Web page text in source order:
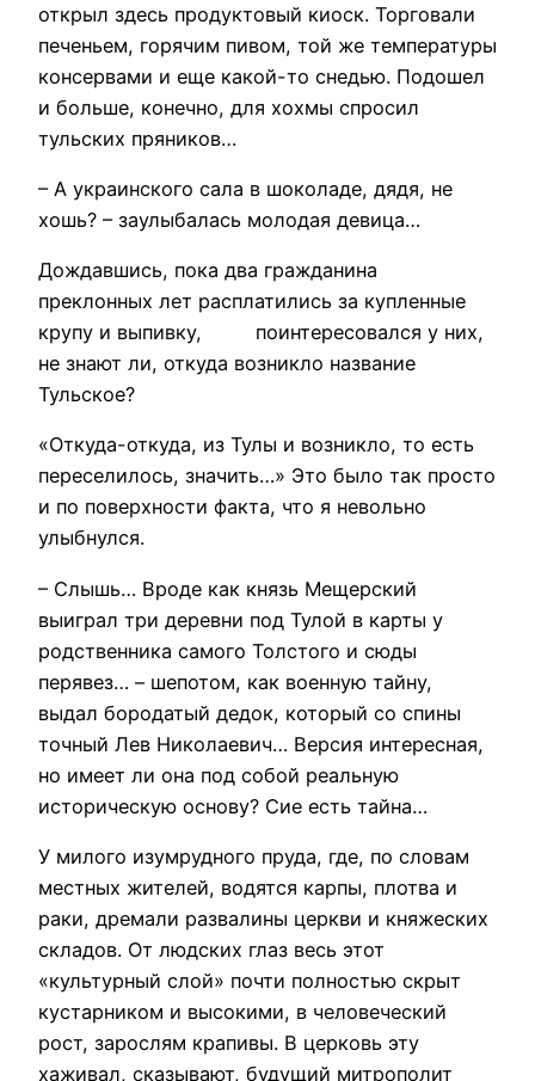
открыл здесь продуктовый киоск. Торговали
печеньем, горячим пивом, той же температуры
консервами и еще какой-то снедью. Подошел
и больше, конечно, для хохмы спросил
тульских пряников…
– А украинского сала в шоколаде, дядя, не
хошь? – заулыбалась молодая девица…
Дождавшись, пока два гражданина
преклонных лет расплатились за купленные
крупу и выпивку, поинтересовался у них,
не знают ли, откуда возникло название
Тульское?
«Откуда-откуда, из Тулы и возникло, то есть
переселилось, значить…» Это было так просто
и по поверхности факта, что я невольно
улыбнулся.
– Слышь… Вроде как князь Мещерский
выиграл три деревни под Тулой в карты у
родственника самого Толстого и сюды
перявез… – шепотом, как военную тайну,
выдал бородатый дедок, который со спины
точный Лев Николаевич… Версия интересная,
но имеет ли она под собой реальную
историческую основу? Сие есть тайна…
У милого изумрудного пруда, где, по словам
местных жителей, водятся карпы, плотва и
раки, дремали развалины церкви и княжеских
складов. От людских глаз весь этот
«культурный слой» почти полностью скрыт
кустарником и высокими, в человеческий
рост, зарослям крапивы. В церковь эту
хаживал, сказывают, будущий митрополит